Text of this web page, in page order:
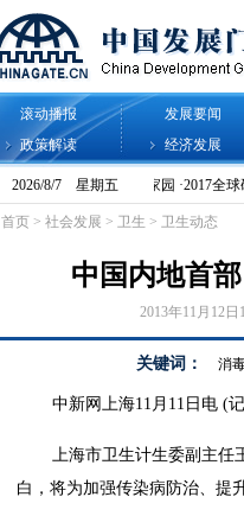
滚动播报 发展要闻
政策解读
经济发展
首页 > 社会发展 > 卫生 > 卫生动态
中国内地首
2013年11月12日
关键词： 消
中新网上海11月11日电 (
上海市卫生计生委副主任
白，将为加强传染病防治、提